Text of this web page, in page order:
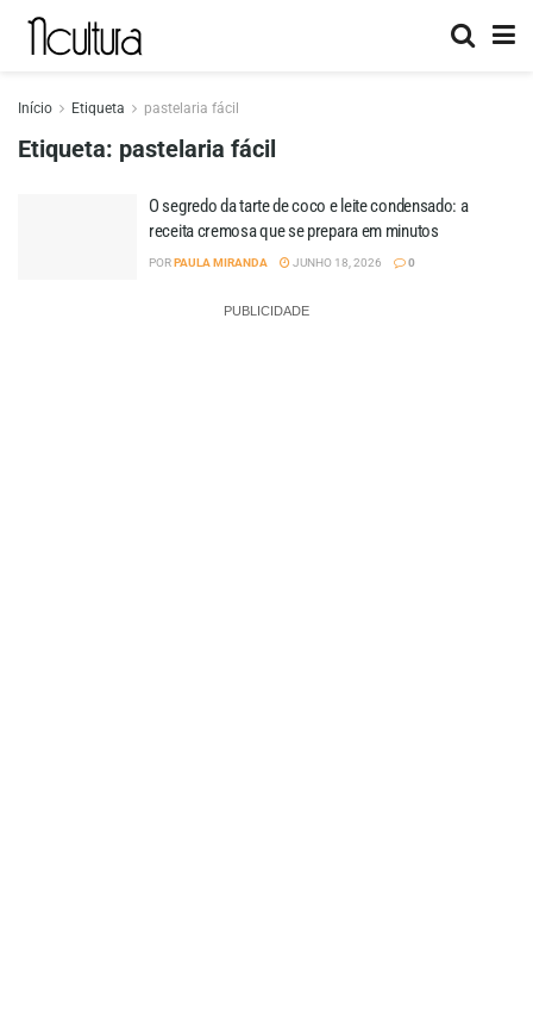
Início Etiqueta pastelaria fácil
Etiqueta: pastelaria fácil
O segredo da tarte de coco e leite condensado: a
receita cremosa que se prepara em minutos
PORPAULA MIRANDA JUNHO 18, 2026 0
PUBLICIDADE